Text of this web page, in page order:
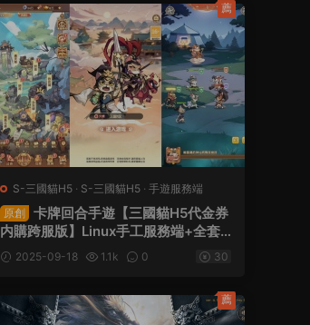
S-三國貓H5 · S-三國貓H5 · 手遊服務端
原創
卡牌回合手遊【三國貓H5代金券
内購跨服版】Linux手工服務端+全套
源碼+管理後台+GM授權後台+簡易安
卓客戶端+視頻架設教程
2025-09-18 1.1k 0 30
薦
薦